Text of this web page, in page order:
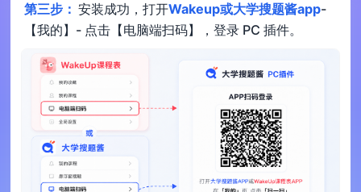
第三步： 安装成功，打开Wakeup或大学搜题酱app-
【我的】- 点击【电脑端扫码】，登录 PC 插件。